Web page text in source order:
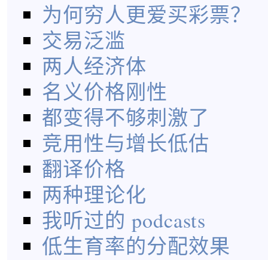
为何穷人更爱买彩票？
交易泛滥
两人经济体
名义价格刚性
都变得不够刺激了
竞用性与增长低估
翻译价格
两种理论化
我听过的 podcasts
低生育率的分配效果